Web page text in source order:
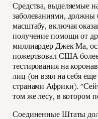
Средства, выделяемые
заболеваниями, должны
масштабу, включая
получение помощи от
миллиардер Джек Ма,
пожертвовал США
тестирования на
лиц (он взял на себя
странами Африки).
том же лесу, в котором
Соединенные Штаты